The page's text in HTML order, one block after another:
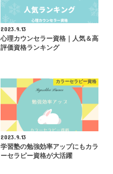
2023.9.13
心理カウンセラー資格｜人気＆高
評価資格ランキング
カラーセラピー資格
2023.9.13
学習塾の勉強効率アップにもカラ
ーセラピー資格が大活躍